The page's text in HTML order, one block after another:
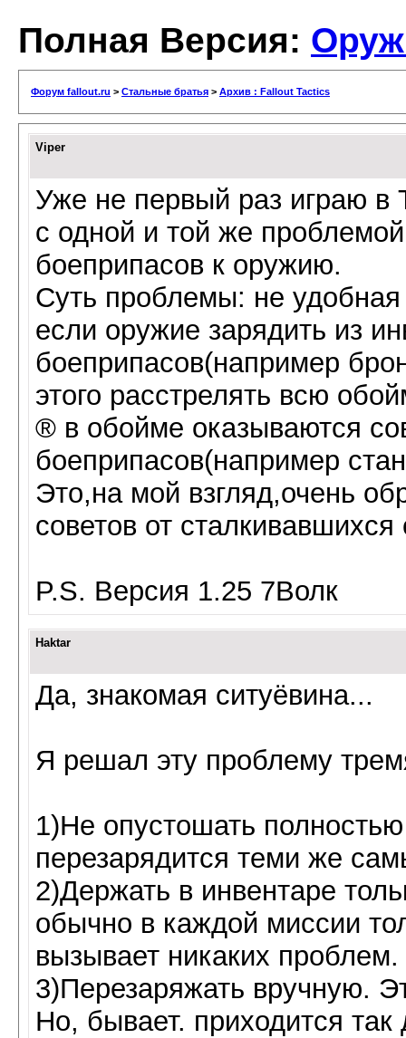
Полная Версия:
Форум fallout.ru > Стальные братья > Архив : Fallout Tactics
Viper
Уже не первый раз играю в
с одной и той же
боеприпасов к оружию.
Суть проблемы: не
если оружие зарядить из
боеприпасов(например
этого расстрелять всю
® в обойме оказываются
боеприпасов(например
Это,на мой взгляд,очень
советов от
P.S. Версия 1.25 7Волк
Haktar
Да, знакомая ситуёвина...
Я решал эту проблему
1)Не опустошать
перезарядится теми же
2)Держать в инвентаре
обычно в каждой миссии
вызывает никаких проблем.
3)Перезаряжать вручную.
Но, бывает. приходится так